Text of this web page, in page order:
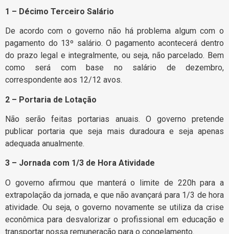
1 – Décimo Terceiro Salário
De acordo com o governo não há problema algum com o
pagamento do 13º salário. O pagamento acontecerá dentro
do prazo legal e integralmente, ou seja, não parcelado. Bem
como será com base no salário de dezembro,
correspondente aos 12/12 avos.
2 – Portaria de Lotação
Não serão feitas portarias anuais. O governo pretende
publicar portaria que seja mais duradoura e seja apenas
adequada anualmente.
3 – Jornada com 1/3 de Hora Atividade
O governo afirmou que manterá o limite de 220h para a
extrapolação da jornada, e que não avançará para 1/3 de hora
atividade. Ou seja, o governo novamente se utiliza da crise
econômica para desvalorizar o profissional em educação e
transportar nossa remuneração para o congelamento.